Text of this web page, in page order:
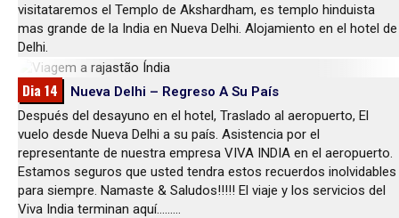
visitataremos el Templo de Akshardham, es templo hinduista
mas grande de la India en Nueva Delhi. Alojamiento en el hotel de
Delhi.
Dia 14
Nueva Delhi – Regreso A Su País
Después del desayuno en el hotel, Traslado al aeropuerto, El
vuelo desde Nueva Delhi a su país. Asistencia por el
representante de nuestra empresa VIVA INDIA en el aeropuerto.
Estamos seguros que usted tendra estos recuerdos inolvidables
para siempre. Namaste & Saludos!!!!! El viaje y los servicios del
Viva India terminan aquí………